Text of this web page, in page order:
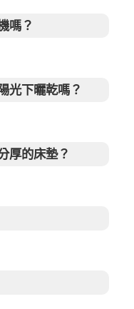
嗎？
洗或高溫烘乾
光下曬乾嗎？
厚的床墊？